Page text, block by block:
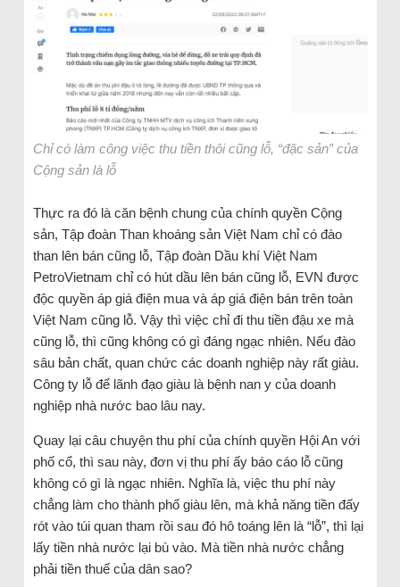
Chỉ có làm công việc thu tiền thôi cũng lỗ, “đặc sản” của
Cộng sản là lỗ
Thực ra đó là căn bệnh chung của chính quyền Cộng
sản, Tập đoàn Than khoáng sản Việt Nam chỉ có đào
than lên bán cũng lỗ, Tập đoàn Dầu khí Việt Nam
PetroVietnam chỉ có hút dầu lên bán cũng lỗ, EVN được
độc quyền áp giá điện mua và áp giá điện bán trên toàn
Việt Nam cũng lỗ. Vậy thì việc chỉ đi thu tiền đậu xe mà
cũng lỗ, thì cũng không có gì đáng ngạc nhiên. Nếu đào
sâu bản chất, quan chức các doanh nghiệp này rất giàu.
Công ty lỗ để lãnh đạo giàu là bệnh nan y của doanh
nghiệp nhà nước bao lâu nay.
Quay lại câu chuyện thu phí của chính quyền Hội An với
phố cổ, thì sau này, đơn vị thu phí ấy báo cáo lỗ cũng
không có gì là ngạc nhiên. Nghĩa là, việc thu phí này
chẳng làm cho thành phố giàu lên, mà khả năng tiền đấy
rót vào túi quan tham rồi sau đó hô toáng lên là “lỗ”, thì lại
lấy tiền nhà nước lại bù vào. Mà tiền nhà nước chẳng
phải tiền thuế của dân sao?